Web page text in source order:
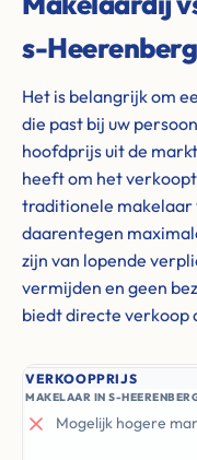
s-Heerenberg
Het is belangrijk om
die past bij uw
hoofdprijs uit de
heeft om het
traditionele makelaar
daarentegen
zijn van lopende
vermijden en geen
biedt directe verkoop
VERKOOPPRIJS
MAKELAAR IN S-
Mogelijk hogere